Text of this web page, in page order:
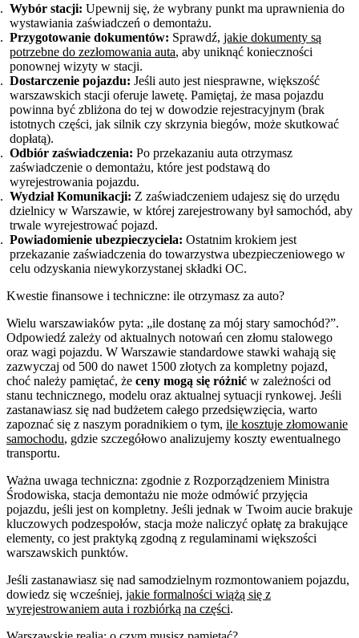
Wybór stacji: Upewnij się, że wybrany punkt ma uprawnienia do
wystawiania zaświadczeń o demontażu.
Przygotowanie dokumentów: Sprawdź, jakie dokumenty są
potrzebne do zezłomowania auta, aby uniknąć konieczności
ponownej wizyty w stacji.
Dostarczenie pojazdu: Jeśli auto jest niesprawne, większość
warszawskich stacji oferuje lawetę. Pamiętaj, że masa pojazdu
powinna być zbliżona do tej w dowodzie rejestracyjnym (brak
istotnych części, jak silnik czy skrzynia biegów, może skutkować
dopłatą).
Odbiór zaświadczenia: Po przekazaniu auta otrzymasz
zaświadczenie o demontażu, które jest podstawą do
wyrejestrowania pojazdu.
Wydział Komunikacji: Z zaświadczeniem udajesz się do urzędu
dzielnicy w Warszawie, w której zarejestrowany był samochód, aby
trwale wyrejestrować pojazd.
Powiadomienie ubezpieczyciela: Ostatnim krokiem jest
przekazanie zaświadczenia do towarzystwa ubezpieczeniowego w
celu odzyskania niewykorzystanej składki OC.
Kwestie finansowe i techniczne: ile otrzymasz za auto?
Wielu warszawiaków pyta: „ile dostanę za mój stary samochód?”.
Odpowiedź zależy od aktualnych notowań cen złomu stalowego
oraz wagi pojazdu. W Warszawie standardowe stawki wahają się
zazwyczaj od 500 do nawet 1500 złotych za kompletny pojazd,
choć należy pamiętać, że ceny mogą się różnić w zależności od
stanu technicznego, modelu oraz aktualnej sytuacji rynkowej. Jeśli
zastanawiasz się nad budżetem całego przedsięwzięcia, warto
zapoznać się z naszym poradnikiem o tym, ile kosztuje złomowanie
samochodu, gdzie szczegółowo analizujemy koszty ewentualnego
transportu.
Ważna uwaga techniczna: zgodnie z Rozporządzeniem Ministra
Środowiska, stacja demontażu nie może odmówić przyjęcia
pojazdu, jeśli jest on kompletny. Jeśli jednak w Twoim aucie brakuje
kluczowych podzespołów, stacja może naliczyć opłatę za brakujące
elementy, co jest praktyką zgodną z regulaminami większości
warszawskich punktów.
Jeśli zastanawiasz się nad samodzielnym rozmontowaniem pojazdu,
dowiedz się wcześniej, jakie formalności wiążą się z
wyrejestrowaniem auta i rozbiórką na części.